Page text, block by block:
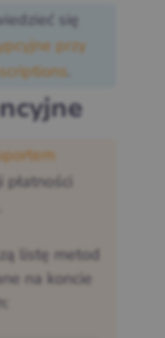
się
przy
listę metod
na koncie